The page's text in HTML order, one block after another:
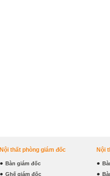
Nội thất phòng giám đốc
Bàn giám đốc
Ghế giám đốc
Nội